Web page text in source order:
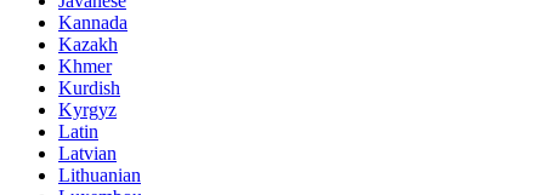
Kannada
Kazakh
Khmer
Kurdish
Kyrgyz
Latin
Latvian
Lithuanian